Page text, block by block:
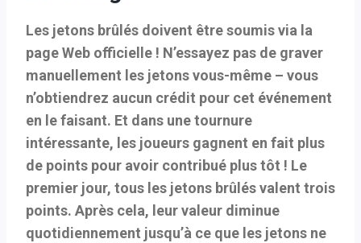
Les jetons brûlés doivent être soumis via la
page Web officielle ! N’essayez pas de graver
manuellement les jetons vous-même – vous
n’obtiendrez aucun crédit pour cet événement
en le faisant. Et dans une tournure
intéressante, les joueurs gagnent en fait plus
de points pour avoir contribué plus tôt ! Le
premier jour, tous les jetons brûlés valent trois
points. Après cela, leur valeur diminue
quotidiennement jusqu’à ce que les jetons ne